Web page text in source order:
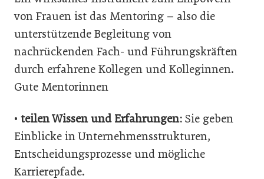
von Frauen ist das Mentoring – also die
unterstützende Begleitung von
nachrückenden Fach- und Führungskräften
durch erfahrene Kollegen und Kolleginnen.
Gute Mentorinnen
• teilen Wissen und Erfahrungen: Sie geben
Einblicke in Unternehmensstrukturen,
Entscheidungsprozesse und mögliche
Karrierepfade.